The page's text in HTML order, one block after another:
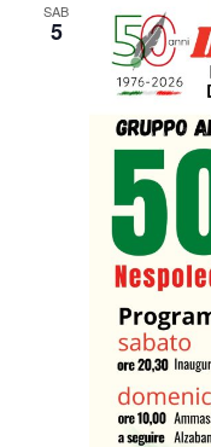
SAB
5